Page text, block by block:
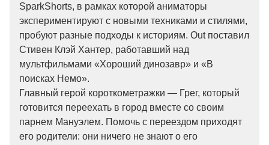
SparkShorts, в рамках которой аниматоры
экспериментируют с новыми техниками и стилями,
пробуют разные подходы к историям. Out поставил
Стивен Клэй Хантер, работавший над
мультфильмами «Хороший динозавр» и «В
поисках Немо».
Главный герой короткометражки — Грег, который
готовится переехать в город вместе со своим
парнем Мануэлем. Помочь с переездом приходят
его родители: они ничего не знают о его